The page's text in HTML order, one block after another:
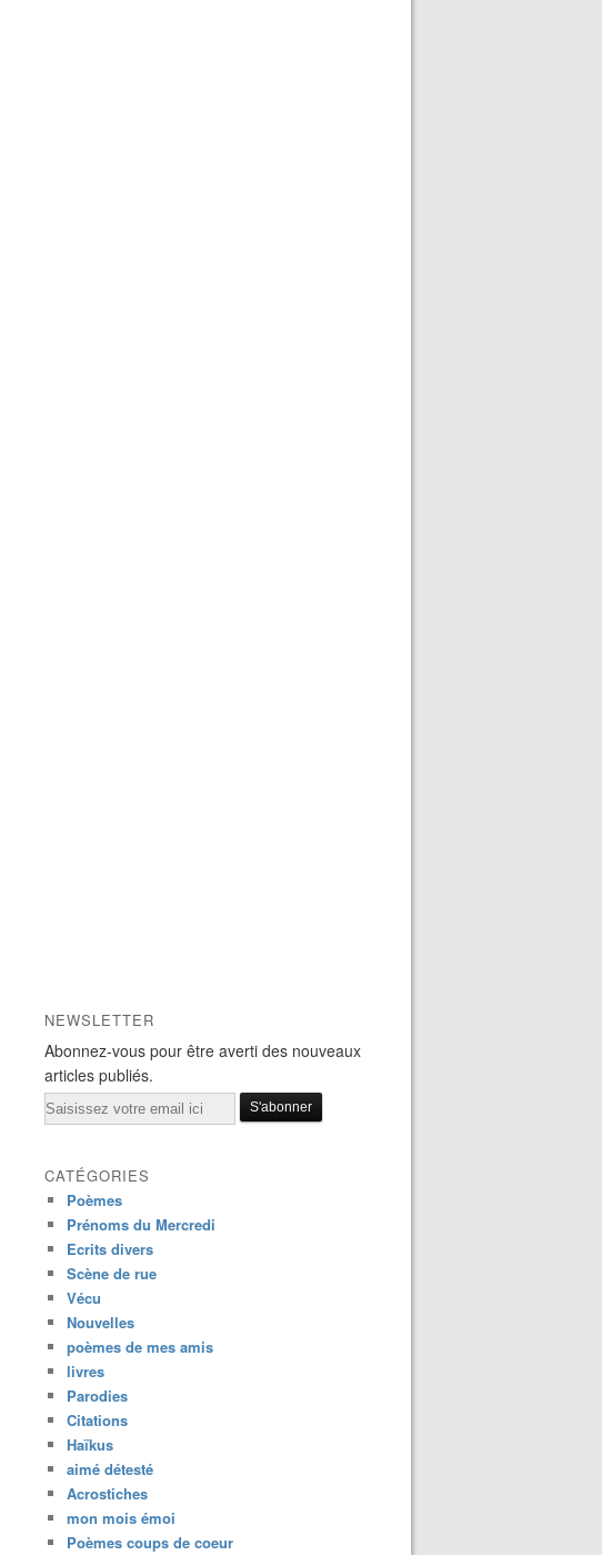
NEWSLETTER
Abonnez-vous pour être averti des nouveaux
articles publiés.
Email
CATÉGORIES
Poèmes
Prénoms du Mercredi
Ecrits divers
Scène de rue
Vécu
Nouvelles
poèmes de mes amis
livres
Parodies
Citations
Haïkus
aimé détesté
Acrostiches
mon mois émoi
Poèmes coups de coeur